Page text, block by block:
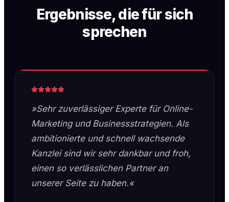
Ergebnisse, die für sich
sprechen
»Sehr zuverlässiger Experte für Online-
Marketing und Businessstrategien. Als
ambitionierte und schnell wachsende
Kanzlei sind wir sehr dankbar und froh,
einen so verlässlichen Partner an
unserer Seite zu haben.«